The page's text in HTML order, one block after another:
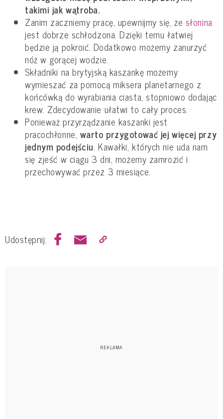
takimi jak wątroba.
Zanim zaczniemy pracę, upewnijmy się, że słonina
jest dobrze schłodzona. Dzięki temu łatwiej
będzie ją pokroić. Dodatkowo możemy zanurzyć
nóż w gorącej wodzie.
Składniki na brytyjską kaszankę możemy
wymieszać za pomocą miksera planetarnego z
końcówką do wyrabiania ciasta, stopniowo dodając
krew. Zdecydowanie ułatwi to cały proces.
Ponieważ przyrządzanie kaszanki jest
pracochłonne, warto przygotować jej więcej przy
jednym podejściu. Kawałki, których nie uda nam
się zjeść w ciągu 3 dni, możemy zamrozić i
przechowywać przez 3 miesiące.
Udostępnij: